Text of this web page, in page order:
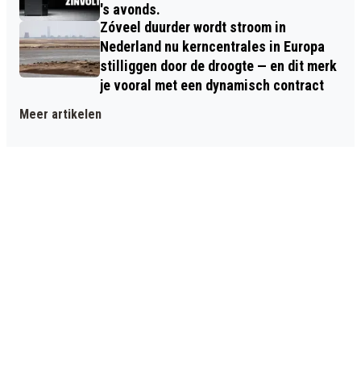
's avonds.
Zóveel duurder wordt stroom in
Nederland nu kerncentrales in Europa
stilliggen door de droogte — en dit merk
je vooral met een dynamisch contract
Meer artikelen